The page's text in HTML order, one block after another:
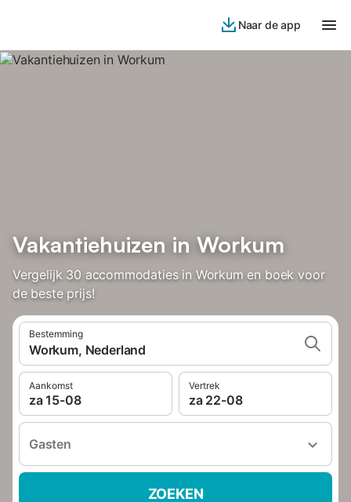
Naar de app
Vakantiehuizen in Workum
Vergelijk 30 accommodaties in Workum en boek voor
de beste prijs!
Bestemming
Workum, Nederland
Aankomst
za 15-08
Vertrek
za 22-08
Gasten
ZOEKEN